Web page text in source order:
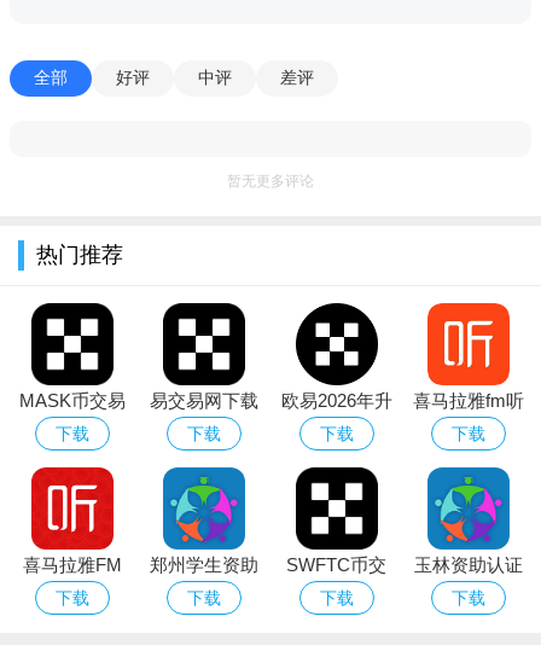
【微信会员】：顾客扫码即为会员，节省大量登记时间。
欢迎使用净颜品牌销售平台（v1.0.5安卓版）。安装前请确保
包解析失败，请重新下载完整文件并检查存储空间（建议预留
200MB以上）。使用中如遇闪退，可尝试清除缓存或重启应用；
登录异常请检查网络并确认账号密码无误。订单支付若未及时到
账，请勿重复提交，可联系客服核查。本平台需开启推送权限以
定期更新版本并避免使用非官方渠道下载。
小编推荐同类软件
美丽修行：查成分，安全护肤必备
小红书：美妆种草笔记社区
丝芙兰：全球美妆一站式购物
全部 好评 中评 差评
暂无更多评论
热门推荐
MASK币交易
所下载官方最
新版本
下载
易交易网下载
2026最新版
下载
欧易2026年升
级新版本
下载
喜马拉雅fm听
书相声
下载
喜马拉雅FM
手机客户端
下载
郑州学生资助
通app下载安
下载
SWFTC币交
易所app下载
下载
玉林资助认证
(资助通)app
下载